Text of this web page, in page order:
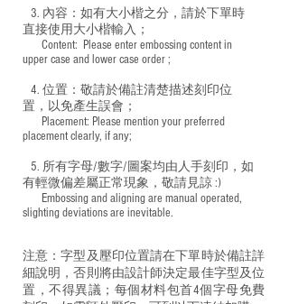
3. 內容：如有大小楷之分，請於下單時
直接使用大小楷輸入；
​ Content: Please enter embossing content in
upper case and lower case order ;
4. 位置：敬請於備註清楚描述刻印位
置，以免產生誤會；
​ Placement: Please mention your preferred
placement clearly, if any;
5. 所有字母/數字/圖案均由人手刻印，如
有輕微偏差屬正常現象，敬請見諒 :)
​ Embossing and aligning are manual operated,
slighting deviations are inevitable.
注意：字型及壓印位置請在下單時於備註詳
細說明，否則將由設計師決定最佳字型及位
置，不得異議；每個材料包首4個字母免費